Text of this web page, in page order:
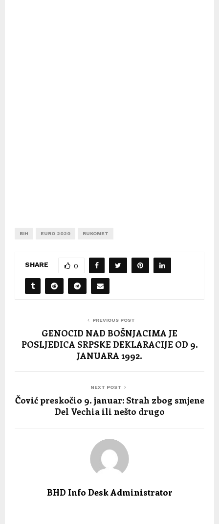
BIH EURO 2020 RUKOMET
SHARE 0
PREVIOUS POST
GENOCID NAD BOŠNJACIMA JE
POSLJEDICA SRPSKE DEKLARACIJE OD 9.
JANUARA 1992.
NEXT POST
Čović preskočio 9. januar: Strah zbog smjene
Del Vechia ili nešto drugo
BHD Info Desk Administrator